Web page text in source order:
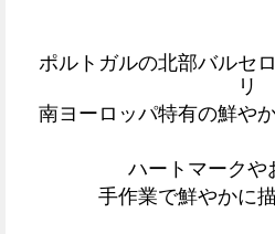
ポルトガルの北部バルセ
リ
南ヨーロッパ特有の鮮や
ハートマークや
手作業で鮮やかに